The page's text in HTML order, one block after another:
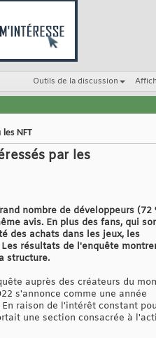
Outils de la discussion
NFT
par les
nombre de développeurs (72
avis. En plus des fans, qui
des achats dans les jeux, les
résultats de l'enquête
structure.
auprès des créateurs du
s'annonce comme une année
raison de l'intérêt constant
une section consacrée à